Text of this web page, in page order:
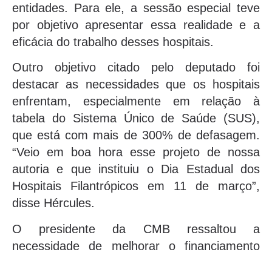
entidades. Para ele, a sessão especial teve
por objetivo apresentar essa realidade e a
eficácia do trabalho desses hospitais.
Outro objetivo citado pelo deputado foi
destacar as necessidades que os hospitais
enfrentam, especialmente em relação à
tabela do Sistema Único de Saúde (SUS),
que está com mais de 300% de defasagem.
“Veio em boa hora esse projeto de nossa
autoria e que instituiu o Dia Estadual dos
Hospitais Filantrópicos em 11 de março”,
disse Hércules.
O presidente da CMB ressaltou a
necessidade de melhorar o financiamento